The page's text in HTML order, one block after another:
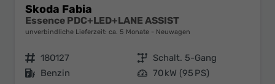
Skoda Fabia
Essence PDC+LED+LANE ASSIST
unverbindliche Lieferzeit: ca. 5 Monate Neuwagen
Fahrzeugnr. 180127 Getriebe Schalt. 5-Gang
Kraftstoff Benzin Leistung 70 kW (95 PS)